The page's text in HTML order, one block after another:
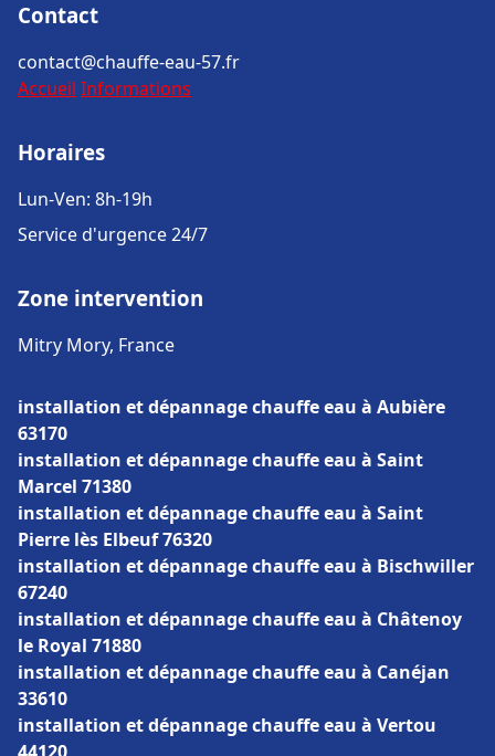
Contact
contact@chauffe-eau-57.fr
Accueil Informations
Horaires
Lun-Ven: 8h-19h
Service d'urgence 24/7
Zone intervention
Mitry Mory, France
installation et dépannage chauffe eau à Aubière
63170
installation et dépannage chauffe eau à Saint
Marcel 71380
installation et dépannage chauffe eau à Saint
Pierre lès Elbeuf 76320
installation et dépannage chauffe eau à Bischwiller
67240
installation et dépannage chauffe eau à Châtenoy
le Royal 71880
installation et dépannage chauffe eau à Canéjan
33610
installation et dépannage chauffe eau à Vertou